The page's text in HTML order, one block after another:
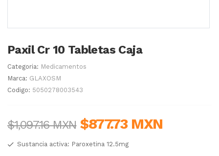
Paxil Cr 10 Tabletas Caja
Categoria: Medicamentos
Marca: GLAXOSM
Codigo: 5050278003543
$1,097.16 MXN $877.73 MXN
Sustancia activa: Paroxetina 12.5mg